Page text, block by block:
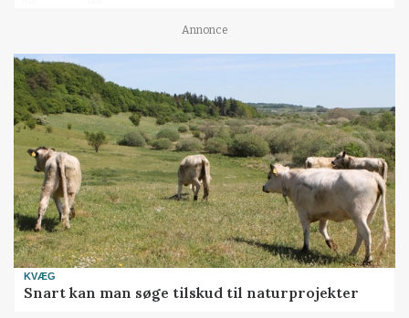
Annonce
KVÆG
Snart kan man søge tilskud til naturprojekter